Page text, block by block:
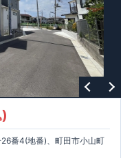
番4(地番)、町田市小山町